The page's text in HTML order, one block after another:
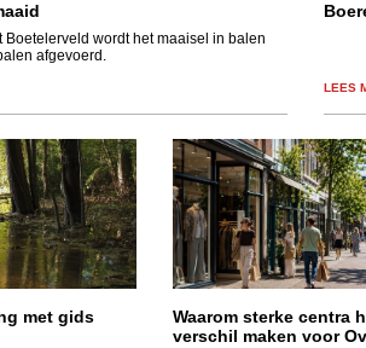
Boetelerveld wordt het maaisel in balen
afgevoerd.
LEES
met gids
Waarom sterke centra
verschil maken voor